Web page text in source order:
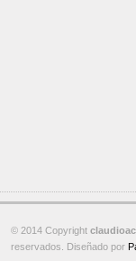
© 2014 Copyright
reservados. Diseñado por